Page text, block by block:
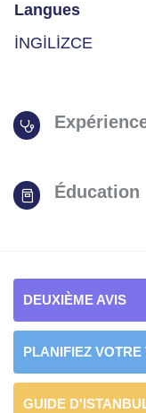
Langues
İNGİLİZCE
Éducation
DEUXIÈME AVIS
PLANIFIEZ VOTRE
GUIDE